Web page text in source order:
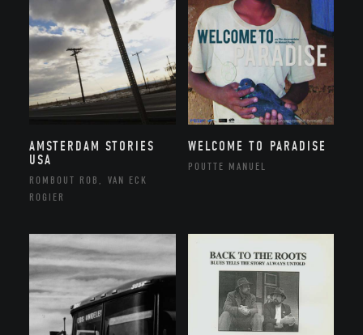
AMSTERDAM STORIES
USA
ROMBOUT ROB, VAN ECK
ROGIER
WELCOME TO PARADISE
POUTTE MANUEL